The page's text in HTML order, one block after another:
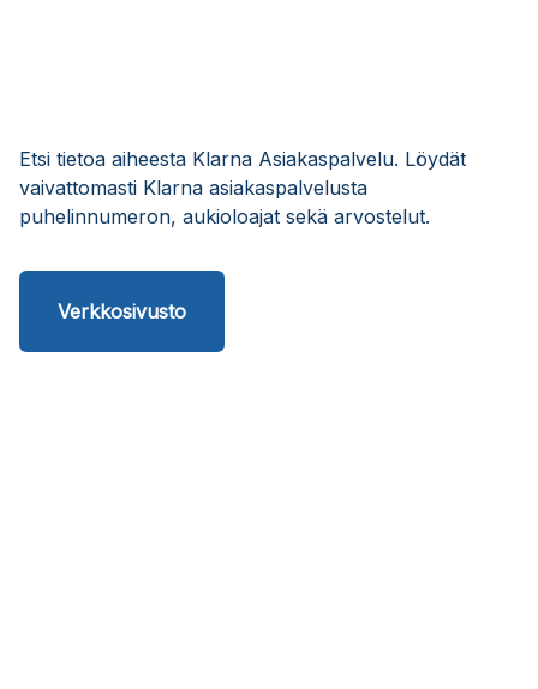
Etsi tietoa aiheesta Klarna Asiakaspalvelu. Löydät
vaivattomasti Klarna asiakaspalvelusta
puhelinnumeron, aukioloajat sekä arvostelut.
Verkkosivusto